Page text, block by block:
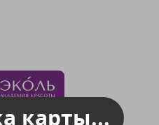
карты...